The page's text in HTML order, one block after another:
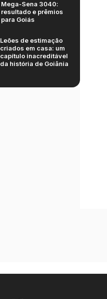
Mega-Sena 3040:
resultado e prêmios
para Goiás
Leões de estimação
criados em casa: um
capítulo inacreditável
da história de Goiânia